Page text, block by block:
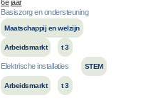
6e jaar
Basiszorg en ondersteuning
Maatschappij en welzijn
Arbeidsmarkt t 3
Elektrische installaties STEM
Arbeidsmarkt t 3